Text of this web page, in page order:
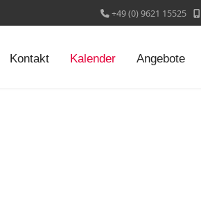
+49 (0) 9621 15525
Kontakt Kalender Angebote